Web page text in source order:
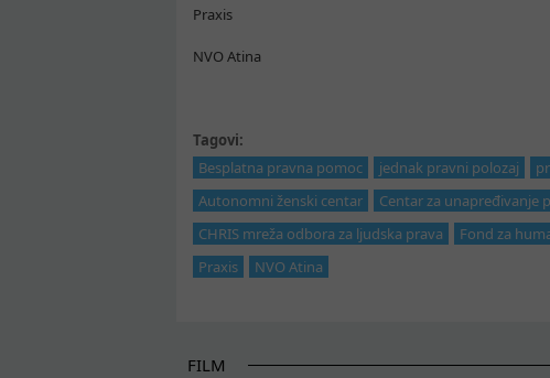
Praxis
NVO Atina
Tagovi:
Besplatna pravna pomoc
jednak pravni polozaj
Autonomni ženski centar
Centar za unapređivanje
CHRIS mreža odbora za ljudska prava
Fond za
Praxis
NVO Atina
FILM